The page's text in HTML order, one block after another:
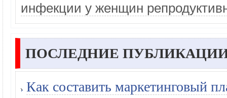
инфекции у женщин
ПОСЛЕДНИЕ
Как составить маркетинговый